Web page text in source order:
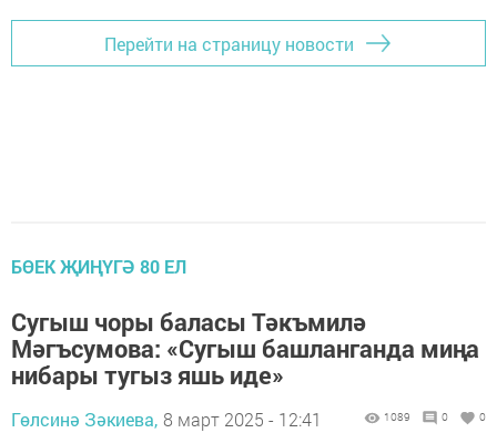
Перейти на страницу новости
БӨЕК ҖИҢҮГӘ 80 ЕЛ
Сугыш чоры баласы Тәкъмилә
Мәгъсумова: «Сугыш башланганда миңа
нибары тугыз яшь иде»
Гөлсинә Зәкиева, 8 март 2025 - 12:41 1089 0 0